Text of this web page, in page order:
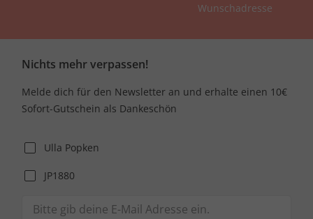
Wunschadresse
Nichts mehr verpassen!
Melde dich für den Newsletter an und erhalte einen 10€
Sofort-Gutschein als Dankeschön
Ulla Popken
JP1880